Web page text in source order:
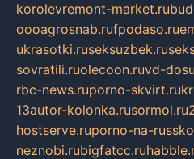
korolevremont-market.ru
oooagrosnab.rufpodaso.ru
ukrasotki.ruseksuzbek.ru
sovratili.ruolecoon.ruvd-
rbc-news.ruporno-skvirt.ru
13autor-kolonka.rusormol.ru
hostserve.ruporno-na-
neznobi.rubigfatcc.ru